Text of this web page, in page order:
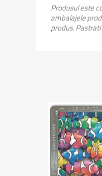
Produsul este
ambalajele
produs.